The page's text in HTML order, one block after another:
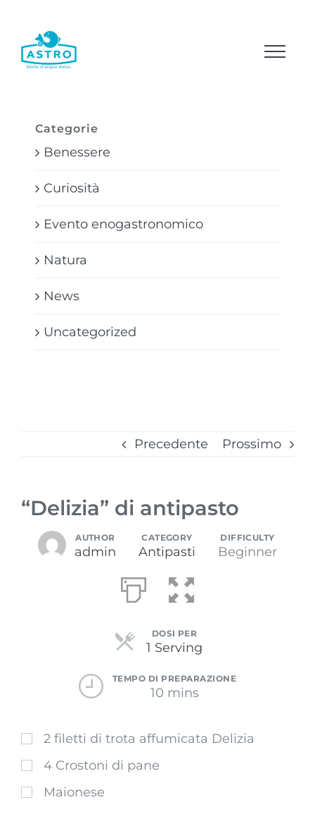
contenuto
Precedente Prossimo
“Delizia” di antipasto
AUTHOR
admin
CATEGORY
Antipasti
DIFFICULTY
Beginner
DOSI PER
1 Serving
TEMPO DI PREPARAZIONE
10 mins
2 filetti di trota affumicata Delizia
4 Crostoni di pane
Maionese
Categorie
Benessere
Curiosità
Evento enogastronomico
Natura
News
Uncategorized